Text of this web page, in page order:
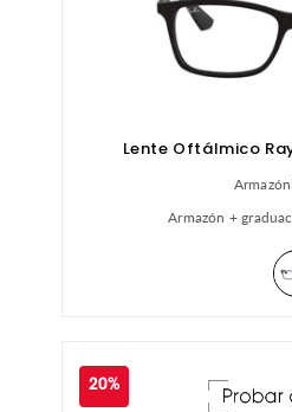
Lente Oftálmico
Armazón
Armazón +
20%